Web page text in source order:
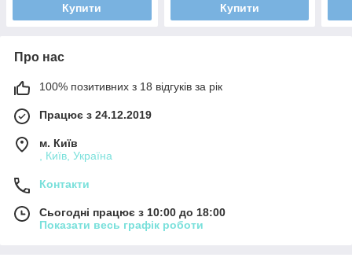
Купити Купити
Про нас
100% позитивних з 18 відгуків за рік
Працює з 24.12.2019
м. Київ
, Київ, Україна
Контакти
Сьогодні працює з 10:00 до 18:00
Показати весь графік роботи